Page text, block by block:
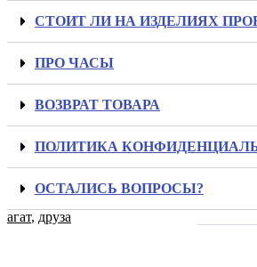
СТОИТ ЛИ НА ИЗДЕЛИЯХ
ПРО ЧАСЫ
ВОЗВРАТ ТОВАРА
ПОЛИТИКА
ОСТАЛИСЬ ВОПРОСЫ?
агат, друза